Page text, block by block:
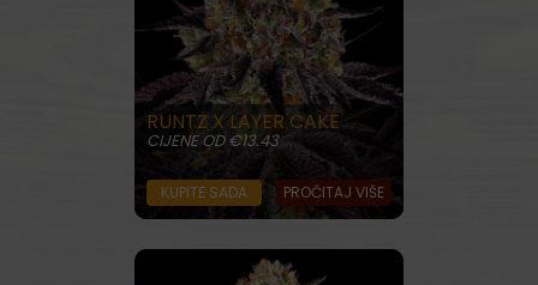
RUNTZ X LAYER CAKE
CIJENE OD €13.43
KUPITE SADA PROČITAJ VIŠE